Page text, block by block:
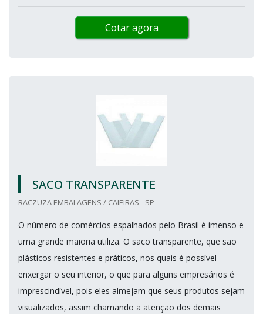
Cotar agora
SACO TRANSPARENTE
RACZUZA EMBALAGENS / CAIEIRAS - SP
O número de comércios espalhados pelo Brasil é imenso e
uma grande maioria utiliza. O saco transparente, que são
plásticos resistentes e práticos, nos quais é possível
enxergar o seu interior, o que para alguns empresários é
imprescindível, pois eles almejam que seus produtos sejam
visualizados, assim chamando a atenção dos demais